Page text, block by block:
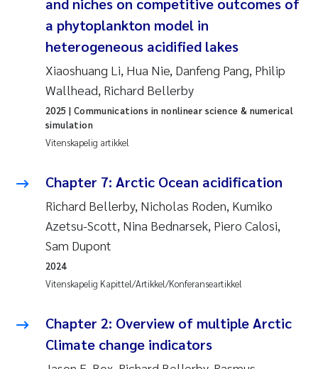
a phytoplankton model in
heterogeneous acidified lakes
Xiaoshuang Li, Hua Nie, Danfeng Pang, Philip
Wallhead, Richard Bellerby
Vitenskapelig artikkel
2025 | Communications in nonlinear science & numerical
simulation
Chapter 7: Arctic Ocean acidification
Richard Bellerby, Nicholas Roden, Kumiko
Azetsu-Scott, Nina Bednarsek, Piero Calosi,
Sam Dupont
Vitenskapelig Kapittel/Artikkel/Konferanseartikkel
2024
Chapter 2: Overview of multiple Arctic
Climate change indicators